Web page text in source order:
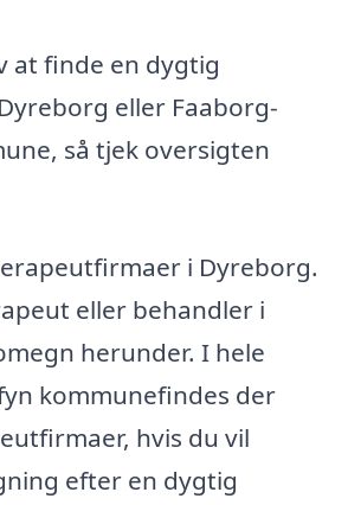
at finde en dygtig
eller Faaborg-
så tjek oversigten
i Dyreborg.
eller behandler i
herunder. I hele
kommunefindes der
hvis du vil
efter en dygtig